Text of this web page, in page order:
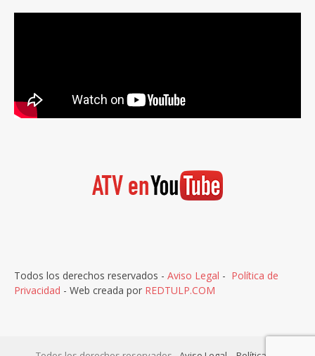
Todos los derechos reservados - Aviso Legal - Política de
Privacidad - Web creada por REDTULP.COM